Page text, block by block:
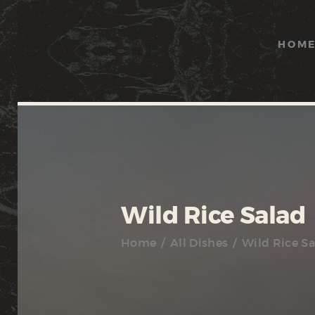
HOME
Wild Rice Salad
Home All Dishes Wild Rice